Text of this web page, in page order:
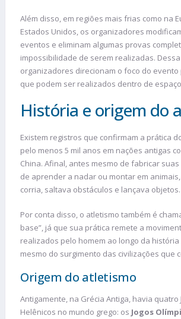
Além disso, em regiões mais frias como na
Estados Unidos, os organizadores
eventos e eliminam algumas provas
impossibilidade de serem realizadas.
organizadores direcionam o foco do
que podem ser realizados dentro de
História e origem do
Existem registros que confirmam a prática
pelo menos 5 mil anos em nações antigas
China. Afinal, antes mesmo de fabricar
de aprender a nadar ou montar em
corria, saltava obstáculos e lançava objetos.
Por conta disso, o atletismo também é
base”, já que sua prática remete a
realizados pelo homem ao longo da
mesmo do surgimento das civilizações que
Origem do atletismo
Antigamente, na Grécia Antiga, havia quatro
Helênicos no mundo grego: os Jogos